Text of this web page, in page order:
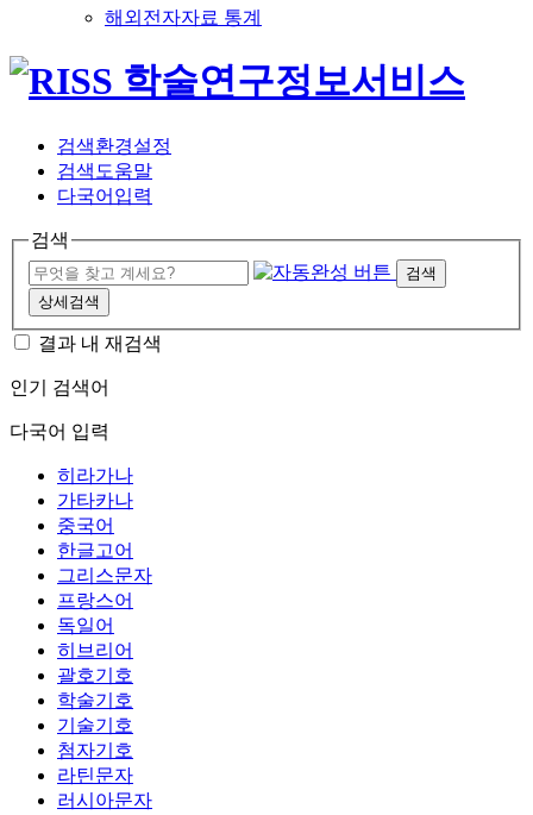
해외전자자료 통계
검색환경설정
검색도움말
다국어입력
검색
검색
상세검색
결과 내 재검색
인기 검색어
다국어 입력
히라가나
가타카나
중국어
한글고어
그리스문자
프랑스어
독일어
히브리어
괄호기호
학술기호
기술기호
첨자기호
라틴문자
러시아문자